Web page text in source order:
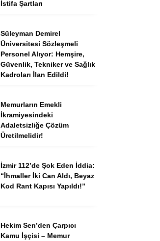
İstifa Şartları
Süleyman Demirel
Üniversitesi Sözleşmeli
Personel Alıyor: Hemşire,
Güvenlik, Tekniker ve Sağlık
Kadroları İlan Edildi!
Memurların Emekli
İkramiyesindeki
Adaletsizliğe Çözüm
Üretilmelidir!
İzmir 112’de Şok Eden İddia:
“İhmaller İki Can Aldı, Beyaz
Kod Rant Kapısı Yapıldı!”
Hekim Sen’den Çarpıcı
Kamu İşçisi – Memur